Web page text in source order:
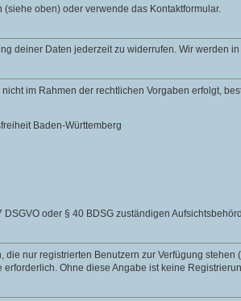
oben) oder verwende das Kontaktformular.
deiner Daten jederzeit zu widerrufen. Wir werden
im Rahmen der rechtlichen Vorgaben erfolgt,
Baden-Württemberg
oder § 40 BDSG zuständigen
nur registrierten Benutzern zur Verfügung
Ohne diese Angabe ist keine